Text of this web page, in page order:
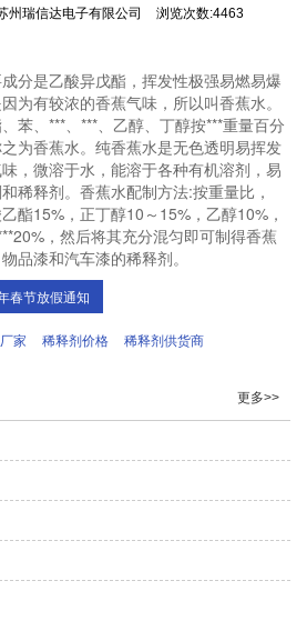
州瑞信达电子有限公司 浏览次数:4463
分是乙酸异戊酯，挥发性极强易燃易爆
为有较浓的香蕉气味，所以叫香蕉水。
苯、***、***、乙醇、丁醇按***重量百分
为香蕉水。纯香蕉水是无色透明易挥发
，微溶于水，能溶于各种有机溶剂，易
稀释剂。香蕉水配制方法:按重量比，
酯15%，正丁醇10～15%，乙醇10%，
，然后将其充分混匀即可制得香蕉
品漆和汽车漆的稀释剂。
春节放假通知
家 稀释剂价格 稀释剂供货商
更多>>